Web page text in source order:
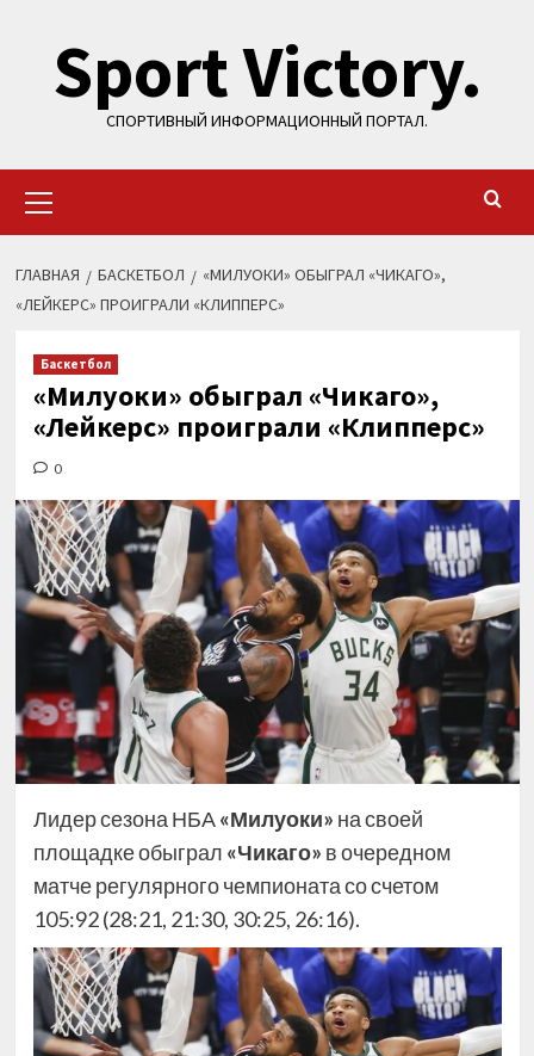
содержимому
Sport Victory.
СПОРТИВНЫЙ ИНФОРМАЦИОННЫЙ ПОРТАЛ.
меню
ГЛАВНАЯ БАСКЕТБОЛ
«МИЛУОКИ» ОБЫГРАЛ «ЧИКАГО»,
«ЛЕЙКЕРС» ПРОИГРАЛИ «КЛИППЕРС»
Баскетбол
«Милуоки» обыграл «Чикаго»,
«Лейкерс» проиграли «Клипперс»
0
Лидер сезона НБА«Милуоки» на своей
площадке обыграл «Чикаго» в очередном
матче регулярного чемпионата со счетом
105:92 (28:21, 21:30, 30:25, 26:16).